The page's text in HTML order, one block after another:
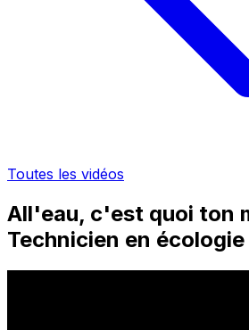
Toutes les vidéos
All'eau, c'est quoi ton
Technicien en